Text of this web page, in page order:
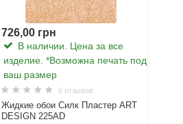
726,00 грн
В наличии. Цена за все
изделие. *Возможна печать под
ваш размер
0 отзывов
Жидкие обои Силк Пластер ART
DESIGN 225AD